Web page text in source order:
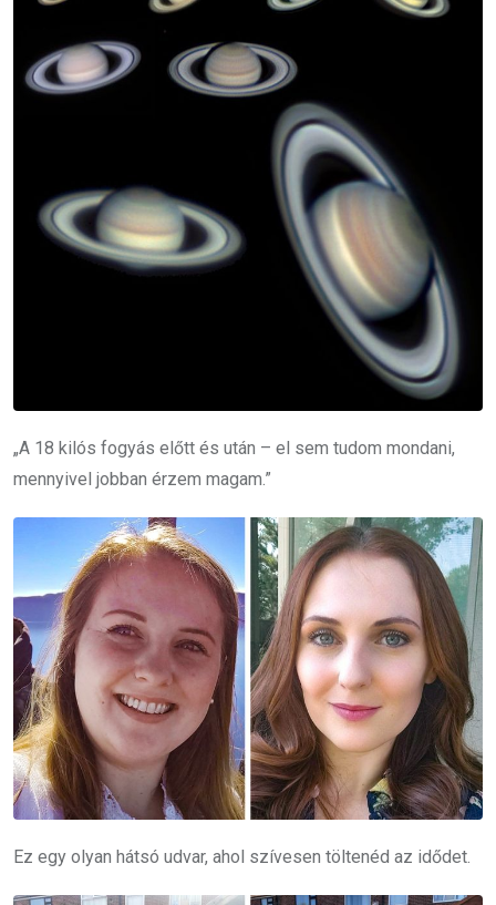
„A 18 kilós fogyás előtt és után – el sem tudom mondani,
mennyivel jobban érzem magam.”
Ez egy olyan hátsó udvar, ahol szívesen töltenéd az idődet.